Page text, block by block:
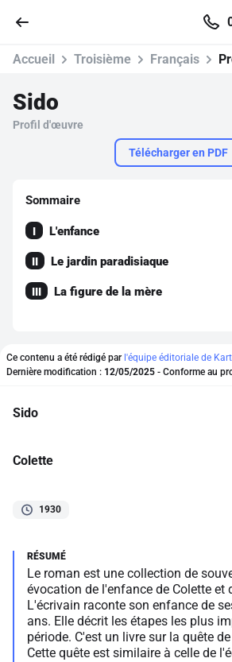
Accueil
Se connecter
Accueil Troisième Français
Sido
Profil d'œuvre
Télécharger en PDF
Sommaire
I L'enfance
II Le jardin paradisiaque
III La figure de la mère
Ce contenu a été rédigé par l'équipe éditoriale de
Dernière modification : 12/05/2025 - Conforme au
Sido
Colette
1930
Le roman est une collection de
évocation de l'enfance de Colette et
L'écrivain raconte son enfance de
ans. Elle décrit les étapes les plus
période. C'est un livre sur la quête
Cette quête est similaire à celle de